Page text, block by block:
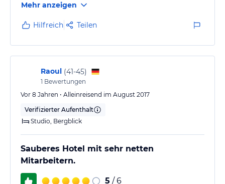
Strand eine Tortur. Kein schattiger Fußweg, kein
Shuttle-Service – nichts. Man ist komplett
aufgeschmissen und gezwungen, bei sengender
Hitze den Berg rauf und runter zu laufen. Das allein
hat schon unsere Urlaubslaune massiv getrübt.
Doch das war nur der Anfang. Unser Zimmer war eine
Zumutung: alt, schmutzig und…
Mehr anzeigen
Hilfreich Teilen
Raoul (41-45)
1 Bewertungen
Vor 8 Jahren • Alleinreisend im August 2017
Verifizierter Aufenthalt
Studio, Bergblick
Sauberes Hotel mit sehr netten
Mitarbeitern.
5 / 6